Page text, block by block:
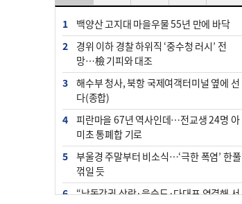
1
백양산 고지대 마을우물 55년 만에 바닥
2
경위 이하 경찰 하위직 ‘중수청 러시’ 전
망…檢 기피와 대조
3
해수부 청사, 북항 국제여객터미널 옆에 선
다(종합)
4
피란마을 67년 역사인데…전교생 24명 아
미초 통폐합 기로
5
부울경 주말부터 비소식…‘극한 폭염’ 한풀
꺾일 듯
6
“낙동강권 삼락·을숙도·다대포 연결해 서